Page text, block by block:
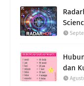
dan